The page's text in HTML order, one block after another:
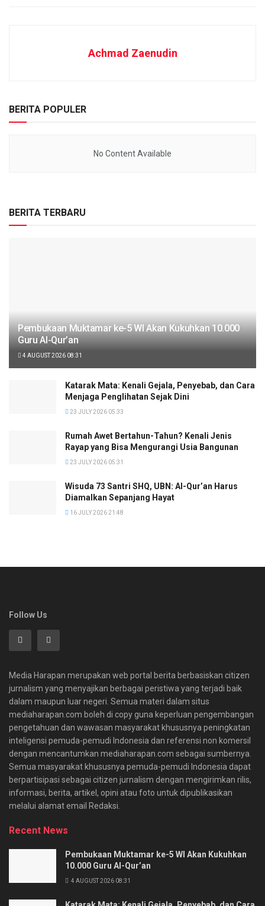
Achmad Zaenudin
BERITA POPULER
No Content Available
BERITA TERBARU
Pembukaan Muktamar ke-5 WI Akan Kukuhkan 10.000
Guru Al-Qur’an
4 AUGUST 2026 08:31
Katarak Mata: Kenali Gejala, Penyebab, dan Cara
Menjaga Penglihatan Sejak Dini
23 JULY 2026 05:33
Rumah Awet Bertahun-Tahun? Kenali Jenis
Rayap yang Bisa Mengurangi Usia Bangunan
23 JULY 2026 05:31
Wisuda 73 Santri SHQ, UBN: Al-Qur’an Harus
Diamalkan Sepanjang Hayat
16 JULY 2026 21:48
Follow Us
Media Harapan merupakan web portal berita berbasiskan citizen
jurnalism yang menyajikan berbagai peristiwa yang terjadi baik
dalam maupun luar negeri. Semua materi dalam situs
mediaharapan.com boleh di copy guna keperluan pengembangan
pengetahuan dan wawasan masyarakat khususnya peningkatan
inteligensi pemuda-pemudi Indonesia dan referensi non komersil
dengan mencantumkan mediaharapan.com sebagai sumbernya.
Semua masyarakat khususnya pemuda-pemudi Indonesia dapat
berpartisipasi sebagai citizen jurnalism dengan mengirimkan rilis,
informasi, berita, artikel, opini atau foto untuk dipublikasikan
melalui alamat email Redaksi.
Recent News
Pembukaan Muktamar ke-5 WI Akan Kukuhkan
10.000 Guru Al-Qur’an
4 AUGUST 2026 08:31